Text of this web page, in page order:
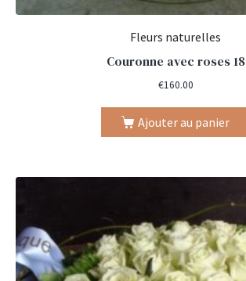
Fleurs naturelles
Couronne avec roses 18
€160.00
Ajouter au panier